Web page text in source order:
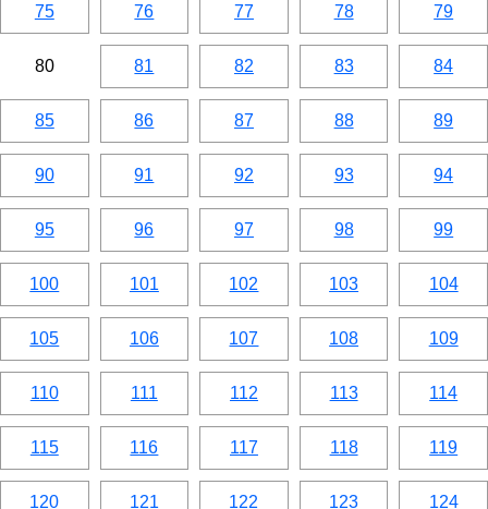
75 76 77 78 79
80 81 82 83 84
85 86 87 88 89
90 91 92 93 94
95 96 97 98 99
100 101 102 103 104
105 106 107 108 109
110 111 112 113 114
115 116 117 118 119
120 121 122 123 124